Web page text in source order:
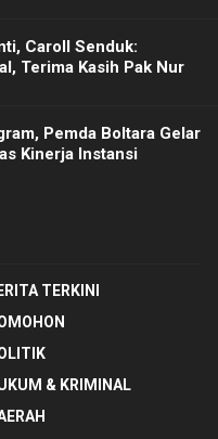
Caroll Senduk:
Terima Kasih Pak Nur
Pemda Boltara Gelar
Kinerja Instansi
TERKINI
& KRIMINAL